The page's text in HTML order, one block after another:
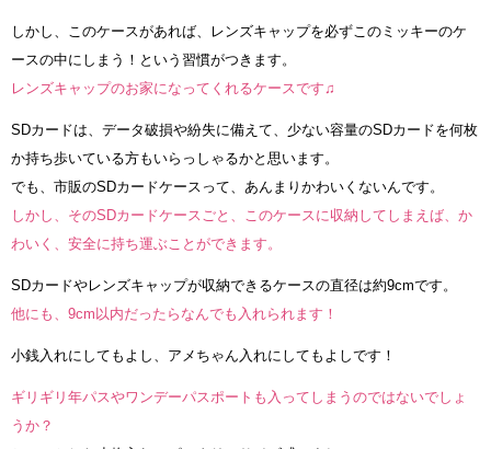
しかし、このケースがあれば、レンズキャップを必ずこのミッキーのケ
ースの中にしまう！という習慣がつきます。
レンズキャップのお家になってくれるケースです♫
SDカードは、データ破損や紛失に備えて、少ない容量のSDカードを何枚
か持ち歩いている方もいらっしゃるかと思います。
でも、市販のSDカードケースって、あんまりかわいくないんです。
しかし、そのSDカードケースごと、このケースに収納してしまえば、か
わいく、安全に持ち運ぶことができます。
SDカードやレンズキャップが収納できるケースの直径は約9cmです。
他にも、9cm以内だったらなんでも入れられます！
小銭入れにしてもよし、アメちゃん入れにしてもよしです！
ギリギリ年パスやワンデーパスポートも入ってしまうのではないでしょ
うか？